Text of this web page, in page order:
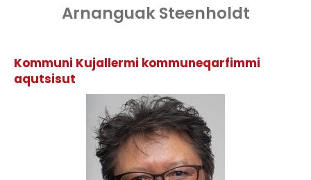
Arnanguak Steenholdt
Kommuni Kujallermi kommuneqarfimmi
aqutsisut